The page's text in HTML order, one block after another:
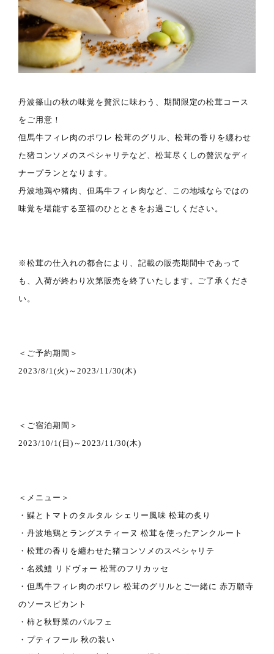
丹波篠山の秋の味覚を贅沢に味わう、期間限定の松茸コース
をご用意！
但馬牛フィレ肉のポワレ 松茸のグリル、松茸の香りを纏わせ
た猪コンソメのスペシャリテなど、松茸尽くしの贅沢なディ
ナープランとなります。
丹波地鶏や猪肉、但馬牛フィレ肉など、この地域ならではの
味覚を堪能する至福のひとときをお過ごしください。
※松茸の仕入れの都合により、記載の販売期間中であって
も、入荷が終わり次第販売を終了いたします。ご了承くださ
い。
＜ご予約期間＞
2023/8/1(火)～2023/11/30(木)
＜ご宿泊期間＞
2023/10/1(日)～2023/11/30(木)
＜メニュー＞
・鰈とトマトのタルタル シェリー風味 松茸の炙り
・丹波地鶏とラングスティーヌ 松茸を使ったアンクルート
・松茸の香りを纏わせた猪コンソメのスペシャリテ
・名残鱧 リドヴォー 松茸のフリカッセ
・但馬牛フィレ肉のポワレ 松茸のグリルとご一緒に 赤万願寺
のソースピカント
・柿と秋野菜のパルフェ
・プティフール 秋の装い